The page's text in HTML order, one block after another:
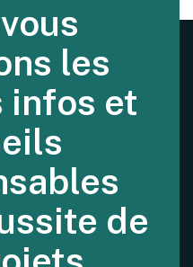
les
infos et
de